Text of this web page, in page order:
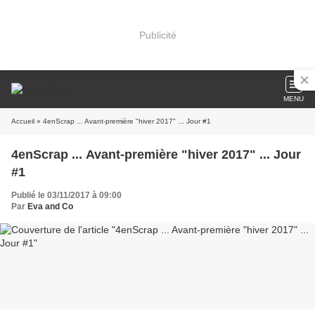
Publicité
MENU
Accueil » 4enScrap ... Avant-première "hiver 2017" ... Jour #1
4enScrap ... Avant-première "hiver 2017" ... Jour
#1
Publié le 03/11/2017 à 09:00
Par Eva and Co